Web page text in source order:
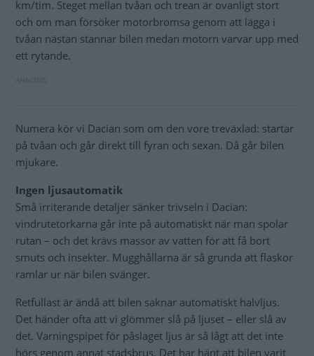
km/tim. Steget mellan tvåan och trean är ovanligt stort
och om man försöker motorbromsa genom att lägga i
tvåan nästan stannar bilen medan motorn varvar upp med
ett rytande.
Numera kör vi Dacian som om den vore treväxlad: startar
på tvåan och går direkt till fyran och sexan. Då går bilen
mjukare.
Ingen ljusautomatik
Små irriterande detaljer sänker trivseln i Dacian:
vindrutetorkarna går inte på automatiskt när man spolar
rutan – och det krävs massor av vatten för att få bort
smuts och insekter. Mugghållarna är så grunda att flaskor
ramlar ur när bilen svänger.
Retfullast är ändå att bilen saknar automatiskt halvljus.
Det händer ofta att vi glömmer slå på ljuset – eller slå av
det. Varningspipet för påslaget ljus är så lågt att det inte
hörs genom annat stadsbrus. Det har hänt att bilen varit